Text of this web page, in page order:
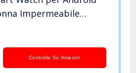
Impermeabile
1.28” Sportivo
Controlla Su Amazon